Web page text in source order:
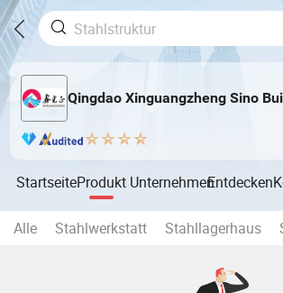
Qingdao Xinguangzheng Sino
StartseiteProdukt UnternehmenEntdecken
Alle Stahlwerkstatt Stahllagerhaus